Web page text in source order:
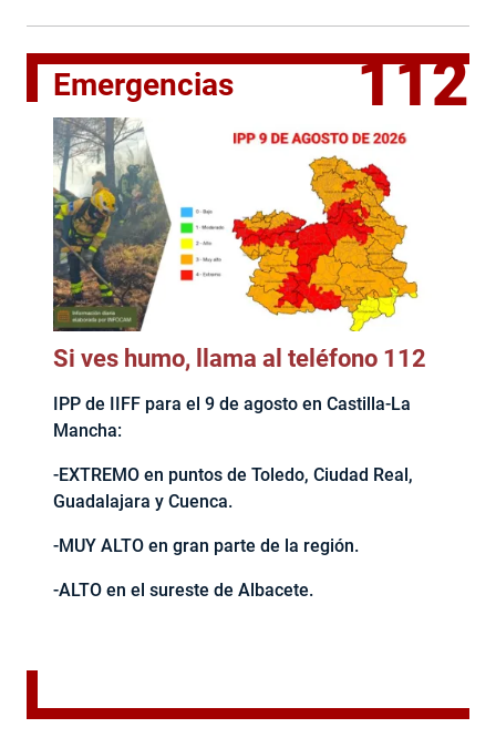
Emergencias 112
Si ves humo, llama al teléfono 112
IPP de IIFF para el 9 de agosto en Castilla-La
Mancha:
-EXTREMO en puntos de Toledo, Ciudad Real,
Guadalajara y Cuenca.
-MUY ALTO en gran parte de la región.
-ALTO en el sureste de Albacete.